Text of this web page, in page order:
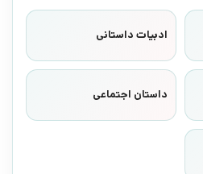
ادبیات داستانی
داستان اجتماعی